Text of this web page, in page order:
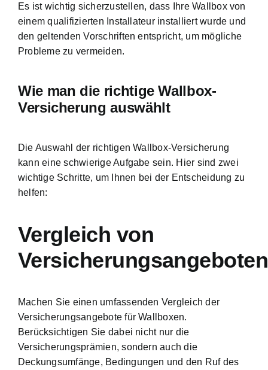
Es ist wichtig sicherzustellen, dass Ihre Wallbox von
einem qualifizierten Installateur installiert wurde und
den geltenden Vorschriften entspricht, um mögliche
Probleme zu vermeiden.
Wie man die richtige Wallbox-
Versicherung auswählt
Die Auswahl der richtigen Wallbox-Versicherung
kann eine schwierige Aufgabe sein. Hier sind zwei
wichtige Schritte, um Ihnen bei der Entscheidung zu
helfen:
Vergleich von
Versicherungsangeboten
Machen Sie einen umfassenden Vergleich der
Versicherungsangebote für Wallboxen.
Berücksichtigen Sie dabei nicht nur die
Versicherungsprämien, sondern auch die
Deckungsumfänge, Bedingungen und den Ruf des